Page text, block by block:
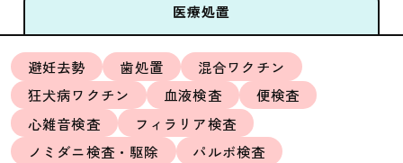
医療処置
避妊去勢 歯処置
混合ワクチン
狂犬病ワクチン
血液検査
便検査
心雑音検査
フィラリア検査
ノミダニ検査・駆除
パルボ検査